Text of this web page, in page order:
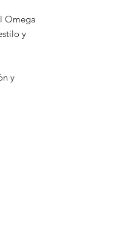
Omega
y
y